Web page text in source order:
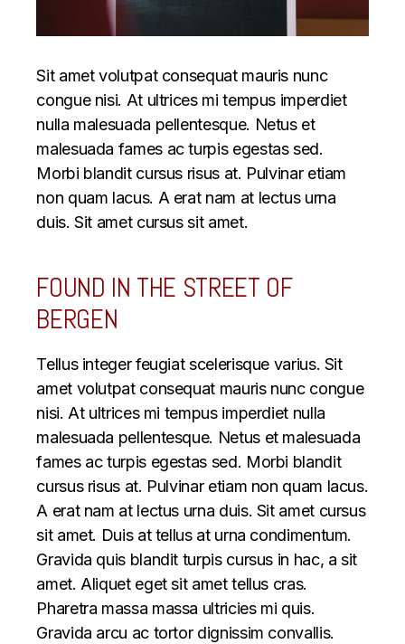
Sit amet volutpat consequat mauris nunc
congue nisi. At ultrices mi tempus imperdiet
nulla malesuada pellentesque. Netus et
malesuada fames ac turpis egestas sed.
Morbi blandit cursus risus at. Pulvinar etiam
non quam lacus. A erat nam at lectus urna
duis. Sit amet cursus sit amet.
FOUND IN THE STREET OF
BERGEN
Tellus integer feugiat scelerisque varius. Sit
amet volutpat consequat mauris nunc congue
nisi. At ultrices mi tempus imperdiet nulla
malesuada pellentesque. Netus et malesuada
fames ac turpis egestas sed. Morbi blandit
cursus risus at. Pulvinar etiam non quam lacus.
A erat nam at lectus urna duis. Sit amet cursus
sit amet. Duis at tellus at urna condimentum.
Gravida quis blandit turpis cursus in hac, a sit
amet. Aliquet eget sit amet tellus cras.
Pharetra massa massa ultricies mi quis.
Gravida arcu ac tortor dignissim convallis.